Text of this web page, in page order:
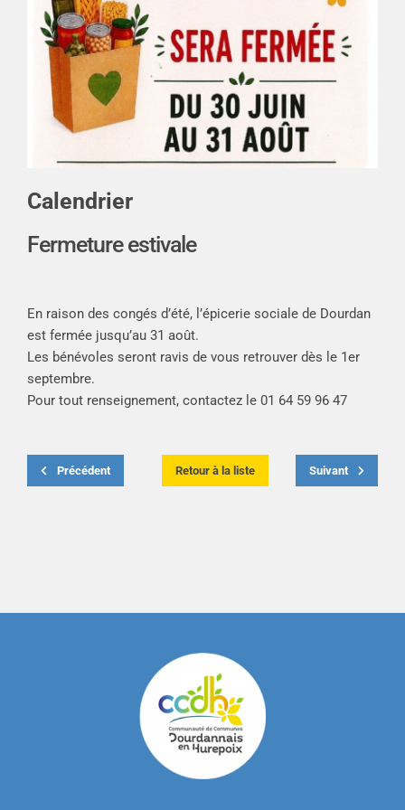
Calendrier
Fermeture estivale
En raison des congés d’été, l’épicerie sociale de Dourdan
est fermée jusqu’au 31 août.
Les bénévoles seront ravis de vous retrouver dès le 1er
septembre.
Pour tout renseignement, contactez le 01 64 59 96 47
Précédent Retour à la liste Suivant